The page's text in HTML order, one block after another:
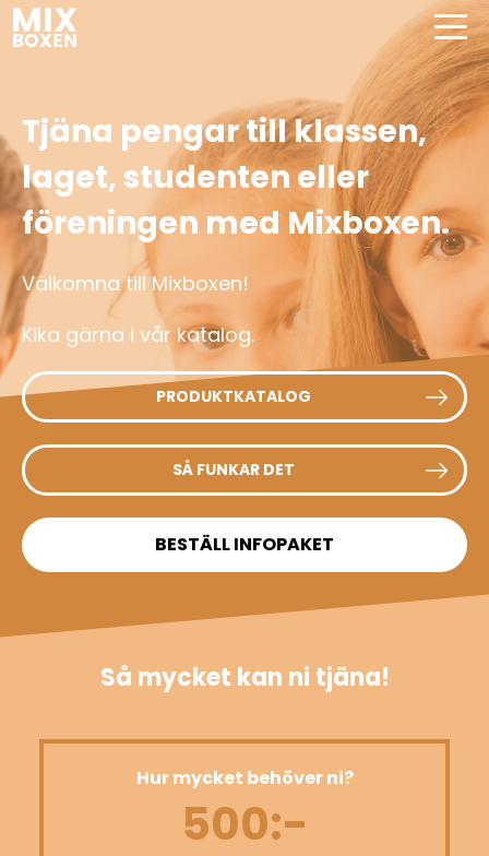
Tjäna pengar till klassen,
laget, studenten eller
föreningen med Mixboxen.
Välkomna till Mixboxen!
Kika gärna i vår katalog.
PRODUKTKATALOG
SÅ FUNKAR DET
BESTÄLL INFOPAKET
Så mycket kan ni tjäna!
Hur mycket behöver ni?
500:-